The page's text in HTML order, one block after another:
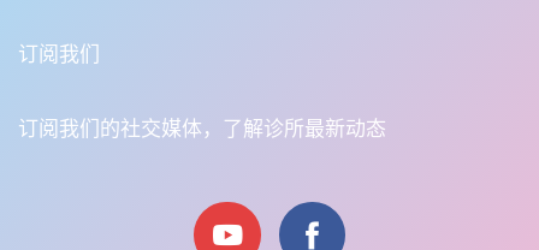
订阅我们
订阅我们的社交媒体，了解诊所最新动态